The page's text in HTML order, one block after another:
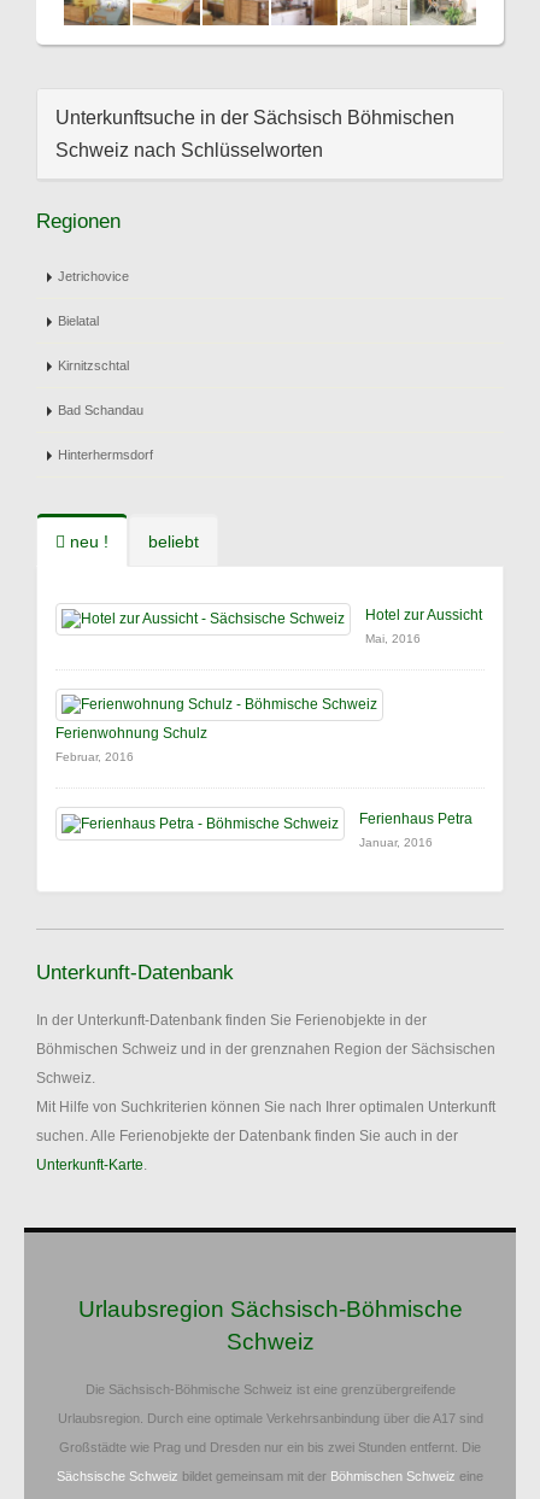
Unterkunftsuche in der Sächsisch Böhmischen
Schweiz nach Schlüsselworten
Regionen
Jetrichovice
Bielatal
Kirnitzschtal
Bad Schandau
Hinterhermsdorf
neu ! beliebt
Hotel zur Aussicht
Mai, 2016
Ferienwohnung Schulz
Februar, 2016
Ferienhaus Petra
Januar, 2016
Unterkunft-Datenbank
In der Unterkunft-Datenbank finden Sie Ferienobjekte in der
Böhmischen Schweiz und in der grenznahen Region der Sächsischen
Schweiz.
Mit Hilfe von Suchkriterien können Sie nach Ihrer optimalen Unterkunft
suchen. Alle Ferienobjekte der Datenbank finden Sie auch in der
Unterkunft-Karte.
Urlaubsregion Sächsisch-Böhmische
Schweiz
Die Sächsisch-Böhmische Schweiz ist eine grenzübergreifende
Urlaubsregion. Durch eine optimale Verkehrsanbindung über die A17 sind
Großstädte wie Prag und Dresden nur ein bis zwei Stunden entfernt. Die
Sächsische Schweiz bildet gemeinsam mit der Böhmischen Schweiz eine